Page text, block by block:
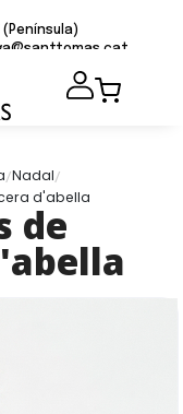
/Nadal/
d'abella
de